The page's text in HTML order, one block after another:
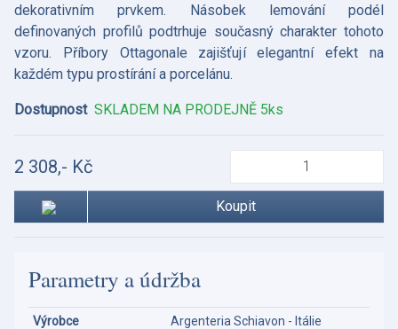
dekorativním prvkem. Násobek lemování podél
definovaných profilů podtrhuje současný charakter tohoto
vzoru. Příbory Ottagonale zajišťují elegantní efekt na
každém typu prostírání a porcelánu.
Dostupnost SKLADEM NA PRODEJNĚ 5ks
2 308,- Kč
Koupit
Parametry a údržba
Výrobce
Argenteria Schiavon - Itálie